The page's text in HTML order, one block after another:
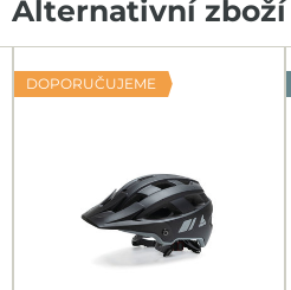
Alternativní zboží
DOPORUČUJEME